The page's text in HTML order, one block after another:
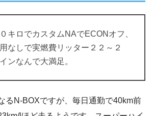
キロでカスタムNAでECONオフ、
なしで実燃費リッター２２～２
ンなんで大満足。
るN-BOXですが、毎日通勤で40km前